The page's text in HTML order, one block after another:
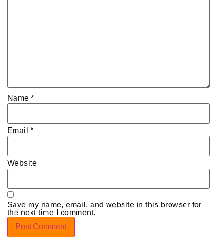
Name*
Email *
Website
Save my name, email, and website in this browser for
the next time I comment.